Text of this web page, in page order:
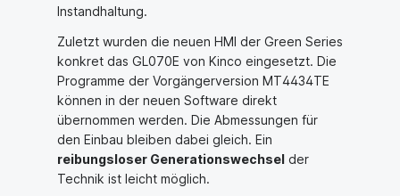
Instandhaltung.
Zuletzt wurden die neuen HMI der Green Series
konkret das GL070E von Kinco eingesetzt. Die
Programme der Vorgängerversion MT4434TE
können in der neuen Software direkt
übernommen werden. Die Abmessungen für
den Einbau bleiben dabei gleich. Ein
reibungsloser Generationswechsel der
Technik ist leicht möglich.